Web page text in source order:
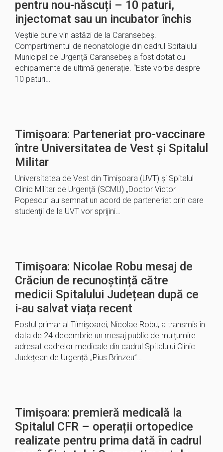
pentru nou-născuți – 10 paturi,
injectomat sau un incubator închis
Veștile bune vin astăzi de la Caransebeș.
Compartimentul de neonatologie din cadrul Spitalului
Municipal de Urgență Caransebeș a fost dotat cu
echipamente de ultimă generație. “Este vorba despre
10 paturi…
Timişoara: Parteneriat pro-vaccinare
între Universitatea de Vest şi Spitalul
Militar
Universitatea de Vest din Timişoara (UVT) şi Spitalul
Clinic Militar de Urgenţă (SCMU) „Doctor Victor
Popescu” au semnat un acord de parteneriat prin care
studenţii de la UVT vor sprijini…
Timișoara: Nicolae Robu mesaj de
Crăciun de recunoștință către
medicii Spitalului Județean după ce
i-au salvat viața recent
Fostul primar al Timișoarei, Nicolae Robu, a transmis în
data de 24 decembrie un mesaj public de mulțumire
adresat cadrelor medicale din cadrul Spitalului Clinic
Județean de Urgență „Pius Brînzeu”…
Timișoara: premieră medicală la
Spitalul CFR – operații ortopedice
realizate pentru prima dată în cadrul